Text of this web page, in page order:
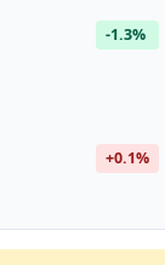
-1.3%
+0.1%